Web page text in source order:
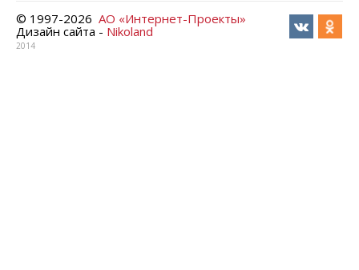
© 1997-2026 АО «Интернет-Проекты»
Дизайн сайта - Nikoland
2014